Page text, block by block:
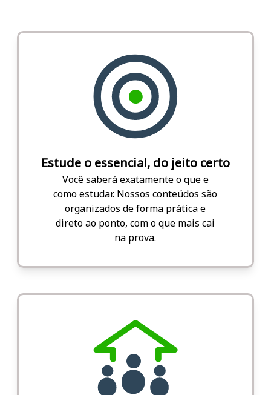
Estude o essencial, do jeito certo
Você saberá exatamente o que e
como estudar. Nossos conteúdos são
organizados de forma prática e
direto ao ponto, com o que mais cai
na prova.